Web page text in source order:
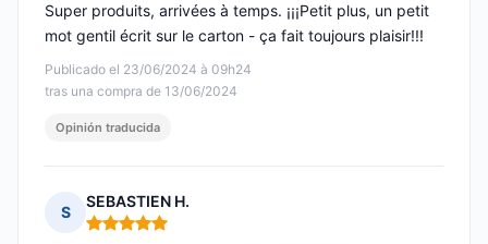
Publicado el 23/06/2024 à 09h24
tras una compra de 13/06/2024
Super produits, arrivées à temps. ¡¡¡Petit plus, un petit
mot gentil écrit sur le carton - ça fait toujours plaisir!!!
Opinión traducida
S
SEBASTIEN H.
Nota: 5 de 5